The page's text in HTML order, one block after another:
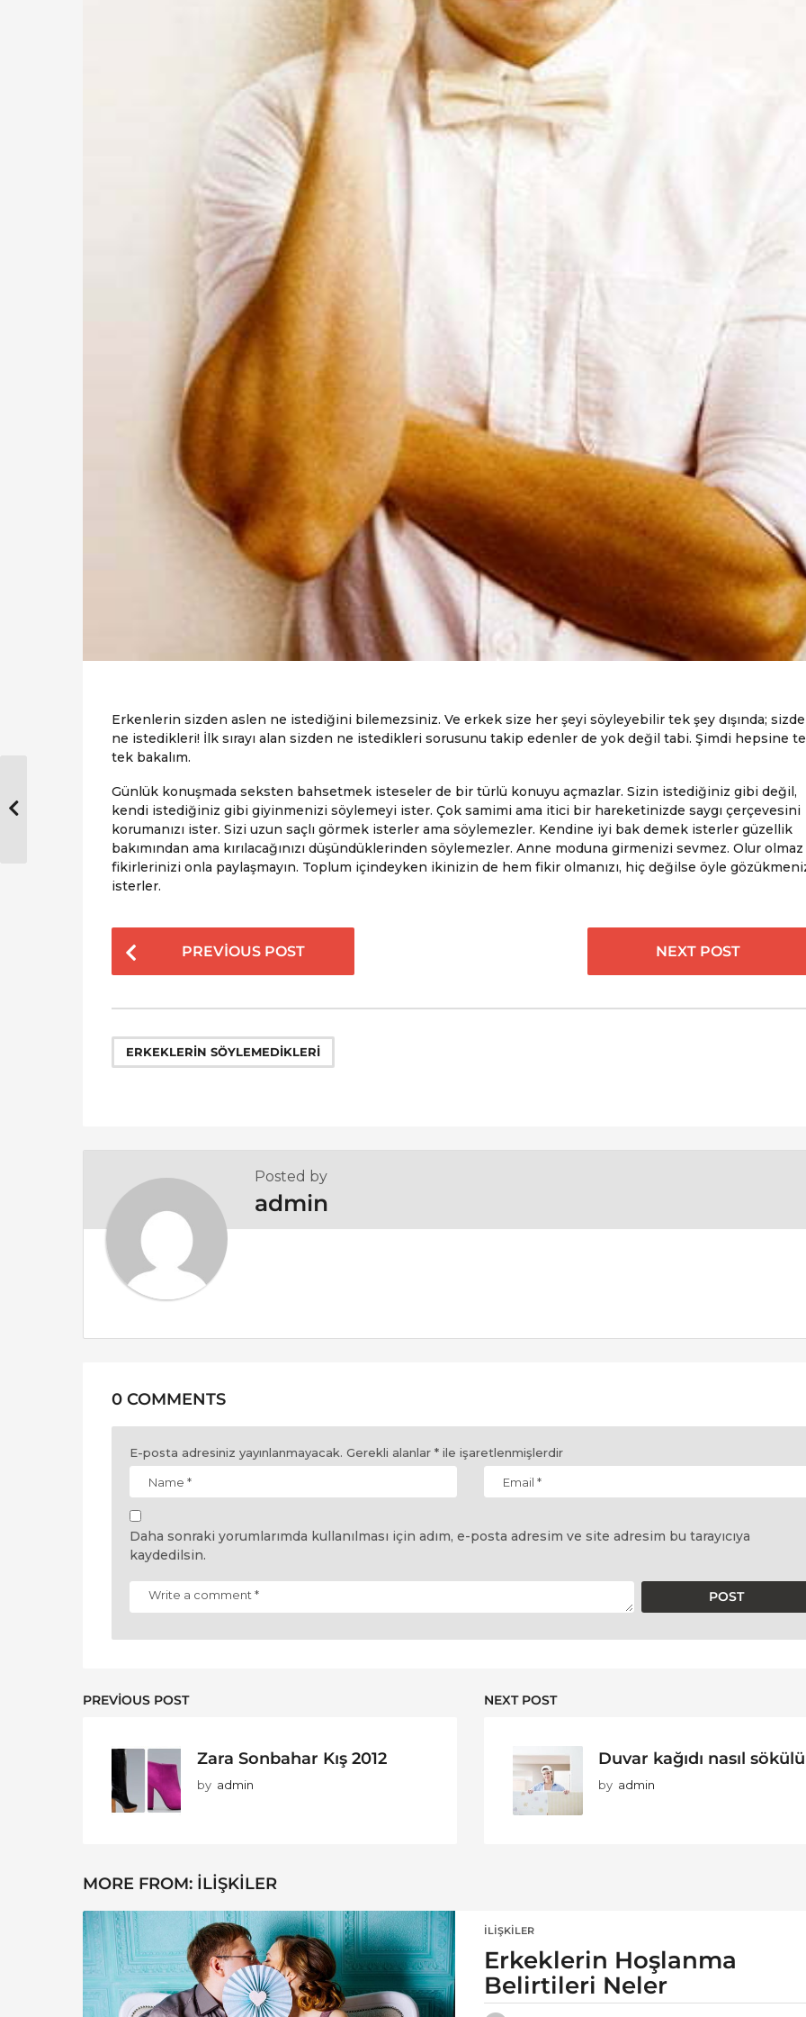
Erkenlerin sizden aslen ne istediğini bilemezsiniz. Ve erkek size her şeyi söyleyebilir tek şey dışında;
ne istedikleri! İlk sırayı alan sizden ne istedikleri sorusunu takip edenler de yok değil tabi. Şimdi hepsine
tek bakalım.
Günlük konuşmada seksten bahsetmek isteseler de bir türlü konuyu açmazlar. Sizin istediğiniz gibi değil,
kendi istediğiniz gibi giyinmenizi söylemeyi ister. Çok samimi ama itici bir hareketinizde saygı çerçevesini
korumanızı ister. Sizi uzun saçlı görmek isterler ama söylemezler. Kendine iyi bak demek isterler güzellik
bakımından ama kırılacağınızı düşündüklerinden söylemezler. Anne moduna girmenizi sevmez. Olur olmaz
fikirlerinizi onla paylaşmayın. Toplum içindeyken ikinizin de hem fikir olmanızı, hiç değilse öyle
isterler.
o
t
P
a
t
i
n
PREVIOUS POST NEXT POST
ERKEKLERIN SÖYLEMEDIKLERI
Posted by
admin
0 COMMENTS
E-posta adresiniz yayınlanmayacak. Gerekli alanlar * ile işaretlenmişlerdir
Daha sonraki yorumlarımda kullanılması için adım, e-posta adresim ve site adresim bu tarayıcıya
kaydedilsin.
PREVIOUS POST
Zara Sonbahar Kış 2012
by admin
NEXT POST
Duvar kağıdı nasıl
by admin
MORE FROM: İLIŞKILER
İLIŞKILER
Erkeklerin Hoşlanma
Belirtileri Neler